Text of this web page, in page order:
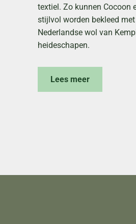
textiel. Zo kunnen Cocoon
stijlvol worden bekleed met
Nederlandse wol van
heideschapen.
Lees meer